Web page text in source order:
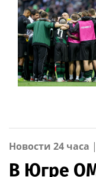
Новости 24 часа |
В Югре